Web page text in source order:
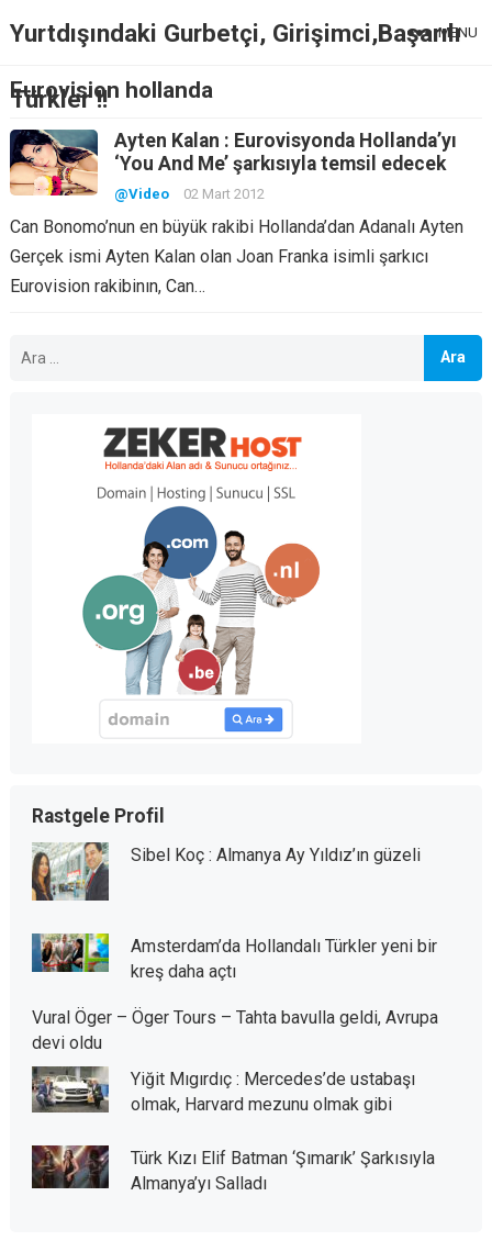
Yurtdışındaki Gurbetçi, Girişimci,Başarılı
Türkler !!
MENU
Eurovision hollanda
Ayten Kalan : Eurovisyonda Hollanda’yı
‘You And Me’ şarkısıyla temsil edecek
@Video 02 Mart 2012
Can Bonomo’nun en büyük rakibi Hollanda’dan Adanalı Ayten
Gerçek ismi Ayten Kalan olan Joan Franka isimli şarkıcı
Eurovision rakibinın, Can…
Rastgele Profil
Sibel Koç : Almanya Ay Yıldız’ın güzeli
Amsterdam’da Hollandalı Türkler yeni bir
kreş daha açtı
Vural Öger – Öger Tours – Tahta bavulla geldi, Avrupa
devi oldu
Yiğit Mıgırdıç : Mercedes’de ustabaşı
olmak, Harvard mezunu olmak gibi
Türk Kızı Elif Batman ‘Şımarık’ Şarkısıyla
Almanya’yı Salladı